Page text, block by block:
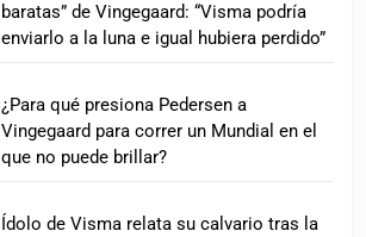
baratas” de Vingegaard: “Visma podría
enviarlo a la luna e igual hubiera perdido”
¿Para qué presiona Pedersen a
Vingegaard para correr un Mundial en el
que no puede brillar?
Ídolo de Visma relata su calvario tras la